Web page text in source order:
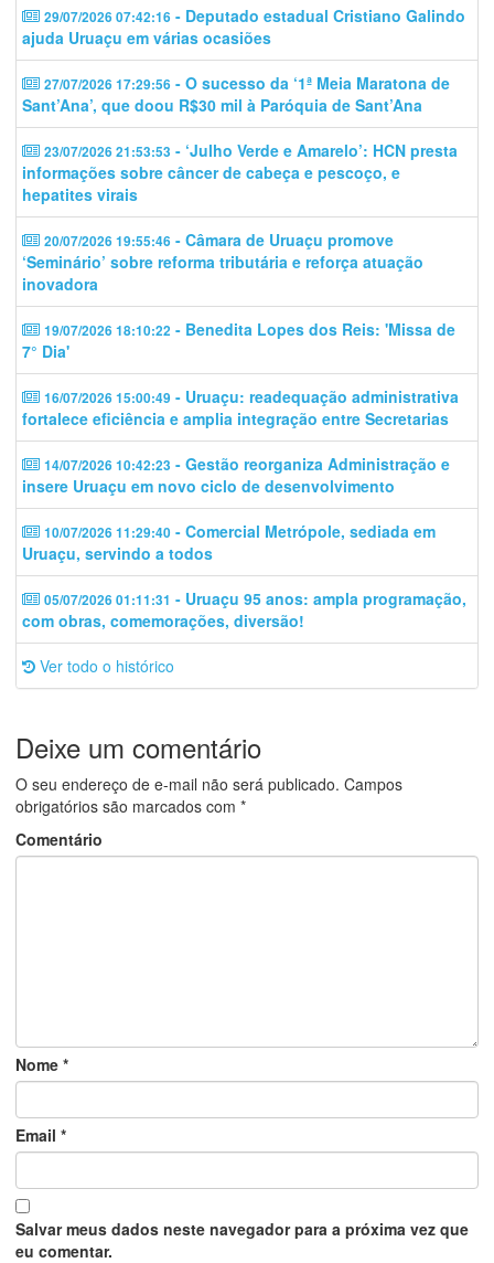
29/07/2026 07:42:16 - Deputado estadual Cristiano Galindo
ajuda Uruaçu em várias ocasiões
27/07/2026 17:29:56 - O sucesso da ‘1ª Meia Maratona de
Sant’Ana’, que doou R$30 mil à Paróquia de Sant’Ana
23/07/2026 21:53:53 - ‘Julho Verde e Amarelo’: HCN presta
informações sobre câncer de cabeça e pescoço, e
hepatites virais
20/07/2026 19:55:46 - Câmara de Uruaçu promove
‘Seminário’ sobre reforma tributária e reforça atuação
inovadora
19/07/2026 18:10:22 - Benedita Lopes dos Reis: 'Missa de
7° Dia'
16/07/2026 15:00:49 - Uruaçu: readequação administrativa
fortalece eficiência e amplia integração entre Secretarias
14/07/2026 10:42:23 - Gestão reorganiza Administração e
insere Uruaçu em novo ciclo de desenvolvimento
10/07/2026 11:29:40 - Comercial Metrópole, sediada em
Uruaçu, servindo a todos
05/07/2026 01:11:31 - Uruaçu 95 anos: ampla programação,
com obras, comemorações, diversão!
Ver todo o histórico
Deixe um comentário
O seu endereço de e-mail não será publicado. Campos
obrigatórios são marcados com *
Comentário
Nome *
Email *
Salvar meus dados neste navegador para a próxima vez que
eu comentar.